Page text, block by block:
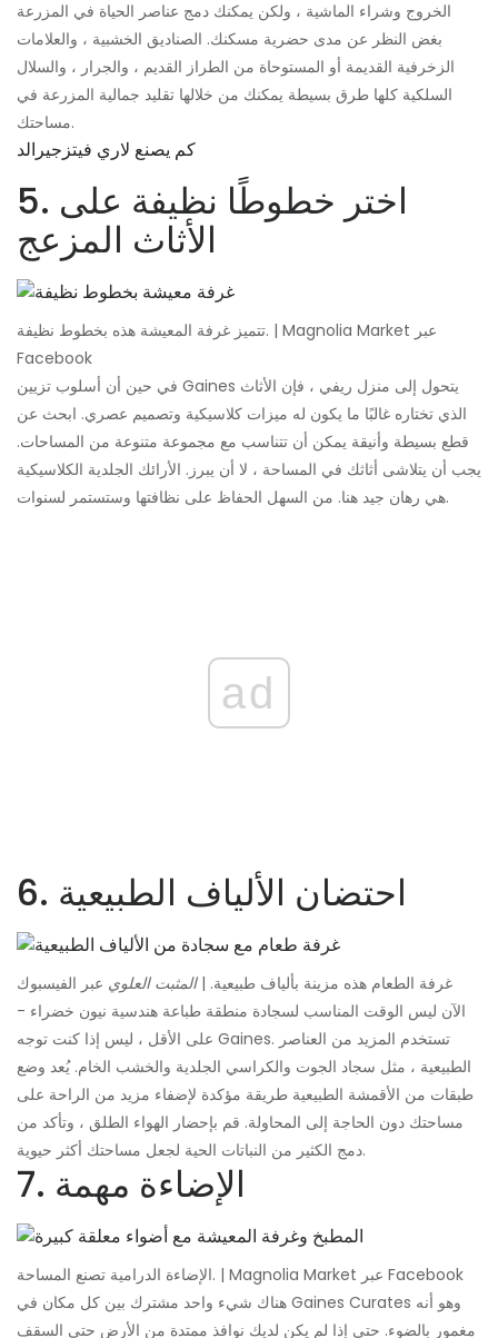
الخروج وشراء الماشية ، ولكن يمكنك دمج عناصر الحياة في المزرعة
بغض النظر عن مدى حضرية مسكنك. الصناديق الخشبية ، والعلامات
الزخرفية القديمة أو المستوحاة من الطراز القديم ، والجرار ، والسلال
السلكية كلها طرق بسيطة يمكنك من خلالها تقليد جمالية المزرعة في
مساحتك.
كم يصنع لاري فيتزجيرالد
5. اختر خطوطًا نظيفة على
الأثاث المزعج
تتميز غرفة المعيشة هذه بخطوط نظيفة. | Magnolia Market عبر
Facebook
في حين أن أسلوب تزيين Gaines يتحول إلى منزل ريفي ، فإن الأثاث
الذي تختاره غالبًا ما يكون له ميزات كلاسيكية وتصميم عصري. ابحث عن
قطع بسيطة وأنيقة يمكن أن تتناسب مع مجموعة متنوعة من المساحات.
يجب أن يتلاشى أثاثك في المساحة ، لا أن يبرز. الأرائك الجلدية الكلاسيكية
هي رهان جيد هنا. من السهل الحفاظ على نظافتها وستستمر لسنوات.
ad
6. احتضان الألياف الطبيعية
غرفة الطعام هذه مزينة بألياف طبيعية. |المثبت العلوي عبر الفيسبوك
الآن ليس الوقت المناسب لسجادة منطقة طباعة هندسية نيون خضراء -
على الأقل ، ليس إذا كنت توجه Gaines. تستخدم المزيد من العناصر
الطبيعية ، مثل سجاد الجوت والكراسي الجلدية والخشب الخام. يُعد وضع
طبقات من الأقمشة الطبيعية طريقة مؤكدة لإضفاء مزيد من الراحة على
مساحتك دون الحاجة إلى المحاولة. قم بإحضار الهواء الطلق ، وتأكد من
دمج الكثير من النباتات الحية لجعل مساحتك أكثر حيوية.
7. الإضاءة مهمة
الإضاءة الدرامية تصنع المساحة. | Magnolia Market عبر Facebook
هناك شيء واحد مشترك بين كل مكان في Gaines Curates وهو أنه
مغمور بالضوء. حتى إذا لم يكن لديك نوافذ ممتدة من الأرض حتى السقف